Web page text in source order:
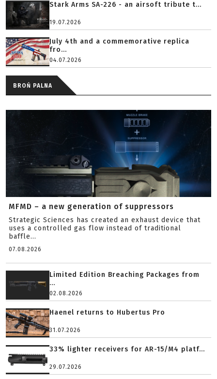
Stark Arms SA-226 - an airsoft tribute t...
19.07.2026
July 4th and a commemorative replica
fro...
04.07.2026
BROŃ PALNA
MFMD – a new generation of suppressors
Strategic Sciences has created an exhaust device that
uses a controlled gas flow instead of traditional
baffle...
07.08.2026
Limited Edition Breaching Packages from
...
02.08.2026
Haenel returns to Hubertus Pro
31.07.2026
33% lighter receivers for AR-15/M4 platf...
29.07.2026